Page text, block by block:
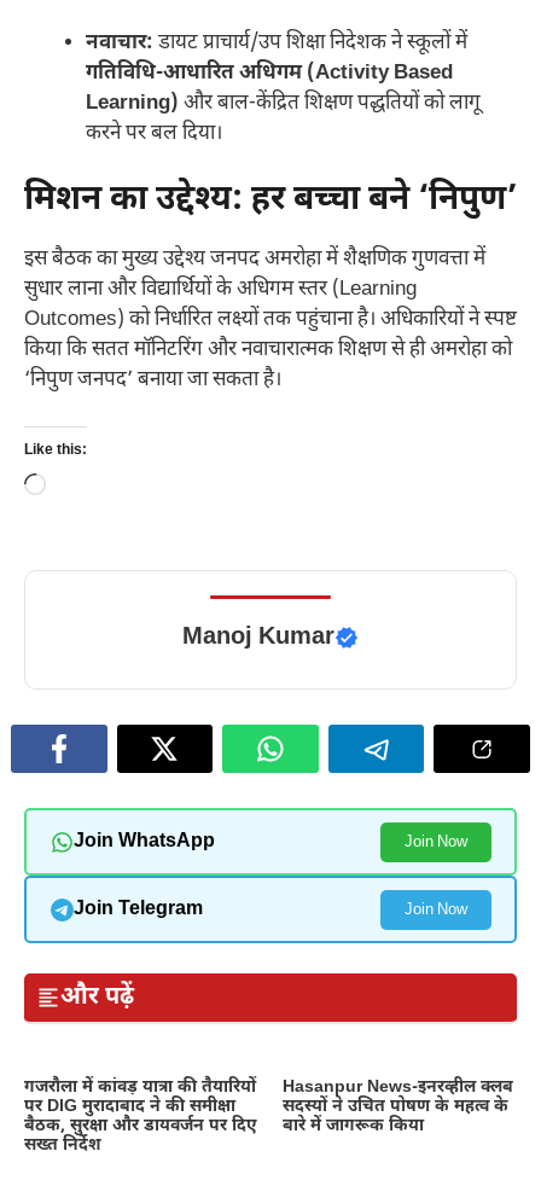
नवाचार: डायट प्राचार्य/उप शिक्षा निदेशक ने स्कूलों में
गतिविधि-आधारित अधिगम (Activity Based
Learning) और बाल-केंद्रित शिक्षण पद्धतियों को लागू
करने पर बल दिया।
मिशन का उद्देश्य: हर बच्चा बने ‘निपुण’
इस बैठक का मुख्य उद्देश्य जनपद अमरोहा में शैक्षणिक गुणवत्ता में
सुधार लाना और विद्यार्थियों के अधिगम स्तर (Learning
Outcomes) को निर्धारित लक्ष्यों तक पहुंचाना है। अधिकारियों ने स्पष्ट
किया कि सतत मॉनिटरिंग और नवाचारात्मक शिक्षण से ही अमरोहा को
‘निपुण जनपद’ बनाया जा सकता है।
Like this:
Loading…
Manoj Kumar
Join WhatsApp Join Now
Join Telegram Join Now
और पढ़ें
गजरौला में कांवड़ यात्रा की तैयारियों
पर DIG मुरादाबाद ने की समीक्षा
बैठक, सुरक्षा और डायवर्जन पर दिए
सख्त निर्देश
Hasanpur News-इनरव्हील क्लब
सदस्यों ने उचित पोषण के महत्व के
बारे में जागरूक किया